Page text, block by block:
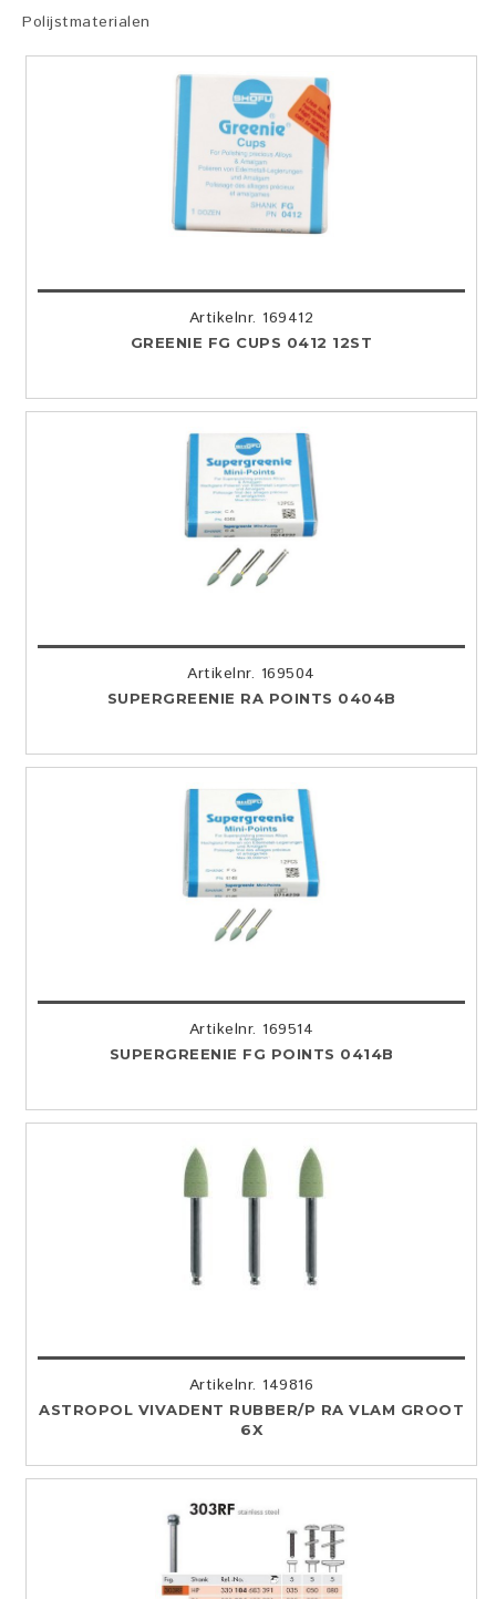
Polijstmaterialen
Artikelnr. 169412
GREENIE FG CUPS 0412 12ST
Artikelnr. 169504
SUPERGREENIE RA POINTS 0404B
Artikelnr. 169514
SUPERGREENIE FG POINTS 0414B
Artikelnr. 149816
ASTROPOL VIVADENT RUBBER/P RA VLAM GROOT
6X